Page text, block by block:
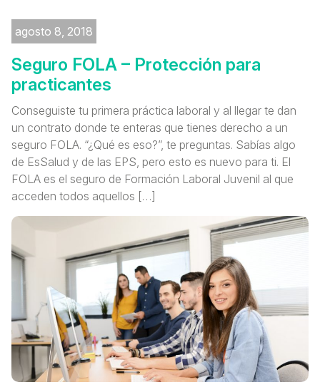
agosto 8, 2018
Seguro FOLA – Protección para
practicantes
Conseguiste tu primera práctica laboral y al llegar te dan
un contrato donde te enteras que tienes derecho a un
seguro FOLA. “¿Qué es eso?”, te preguntas. Sabías algo
de EsSalud y de las EPS, pero esto es nuevo para ti. El
FOLA es el seguro de Formación Laboral Juvenil al que
acceden todos aquellos […]